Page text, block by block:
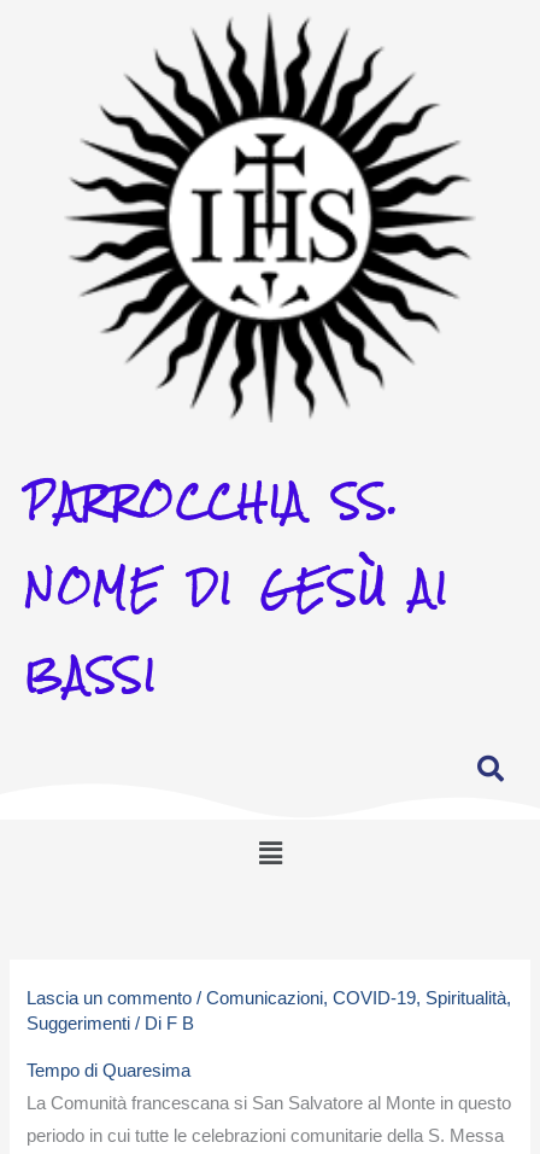
PARROCCHIA SS.
NOME DI GESÙ AI
BASSI
Menu
Lascia un commento /Comunicazioni,COVID-19, Spiritualità,
Suggerimenti / Di F B
Tempo di Quaresima
La Comunità francescana si San Salvatore al Monte in questo
periodo in cui tutte le celebrazioni comunitarie della S. Messa